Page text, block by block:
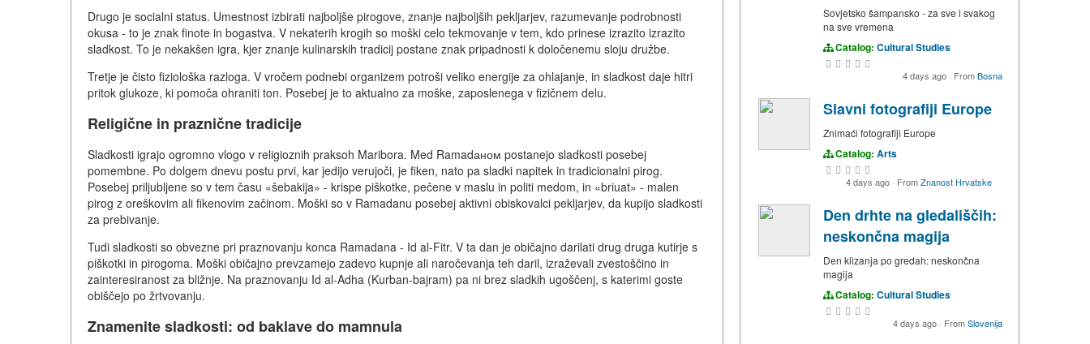
Drugo je socialni status. Umestnost izbirati najboljše pirogove, znanje najboljših pekljarjev, razumevanje podrobnosti
okusa - to je znak finote in bogastva. V nekaterih krogih so moški celo tekmovanje v tem, kdo prinese izrazito izrazito
sladkost. To je nekakšen igra, kjer znanje kulinarskih tradicij postane znak pripadnosti k določenemu sloju družbe.
Tretje je čisto fiziološka razloga. V vročem podnebi organizem potroši veliko energije za ohlajanje, in sladkost daje hitri
pritok glukoze, ki pomoča ohraniti ton. Posebej je to aktualno za moške, zaposlenega v fizičnem delu.
Religične in praznične tradicije
Sladkosti igrajo ogromno vlogo v religioznih praksoh Maribora. Med Ramadаном postanejo sladkosti posebej
pomembne. Po dolgem dnevu postu prvi, kar jedijo verujoči, je fiken, nato pa sladki napitek in tradicionalni pirog.
Posebej priljubljene so v tem času «šebakija» - krispe piškotke, pečene v maslu in politi medom, in «briuat» - malen
pirog z oreškovim ali fikenovim začinom. Moški so v Ramadanu posebej aktivni obiskovalci pekljarjev, da kupijo sladkosti
za prebivanje.
Tudi sladkosti so obvezne pri praznovanju konca Ramadana - Id al-Fitr. V ta dan je običajno darilati drug druga kutirje s
piškotki in pirogoma. Moški običajno prevzamejo zadevo kupnje ali naročevanja teh daril, izraževali zvestoščino in
zainteresiranost za bližnje. Na praznovanju Id al-Adha (Kurban-bajram) pa ni brez sladkih ugoščenj, s katerimi goste
obiščejo po žrtvovanju.
Znamenite sladkosti: od baklave do mamnula
Sovjetsko šampansko - za sve i svakog
na sve vremena
Catalog: Cultural Studies
4 days ago · FromBosna
Slavni fotografiji Europe
Znimaći fotografiji Europe
Catalog: Arts
4 days ago · FromZnanost Hrvatske
Den drhte na gledališčih:
neskončna magija
Den klizanja po gredah: neskončna
magija
Catalog: Cultural Studies
4 days ago · FromSlovenija